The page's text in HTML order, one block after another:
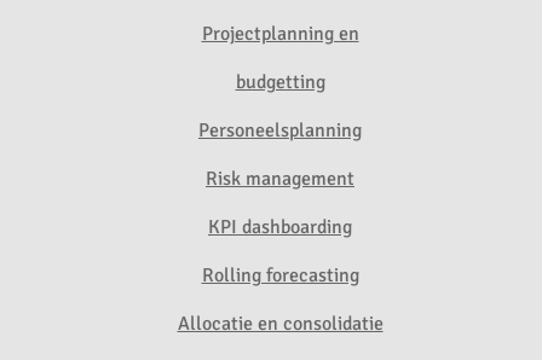
Projectplanning en
budgetting
Personeelsplanning
Risk management
KPI dashboarding
Rolling forecasting
Allocatie en consolidatie